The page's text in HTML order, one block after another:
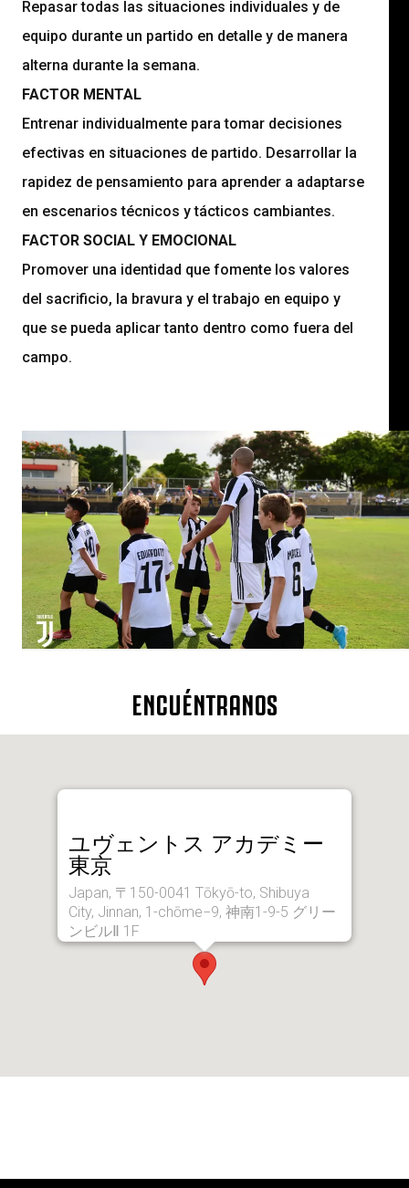
Repasar todas las situaciones individuales y de
equipo durante un partido en detalle y de manera
alterna durante la semana.
FACTOR MENTAL
Entrenar individualmente para tomar decisiones
efectivas en situaciones de partido. Desarrollar la
rapidez de pensamiento para aprender a adaptarse
en escenarios técnicos y tácticos cambiantes.
FACTOR SOCIAL Y EMOCIONAL
Promover una identidad que fomente los valores
del sacrificio, la bravura y el trabajo en equipo y
que se pueda aplicar tanto dentro como fuera del
campo.
ENCUÉNTRANOS
ユヴェントス アカデミー
東京
Japan, 〒150-0041 Tōkyō-to, Shibuya
City, Jinnan, 1-chōme−9, 神南1-9-5 グリー
ンビルⅡ 1F